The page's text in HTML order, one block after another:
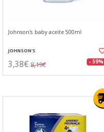
Johnson's baby aceite 500ml
JOHNSON'S
3,38€ 8,19€ - 59%